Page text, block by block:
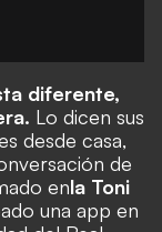
diferente,
Lo dicen sus
desde casa,
de
enla Toni
una app en